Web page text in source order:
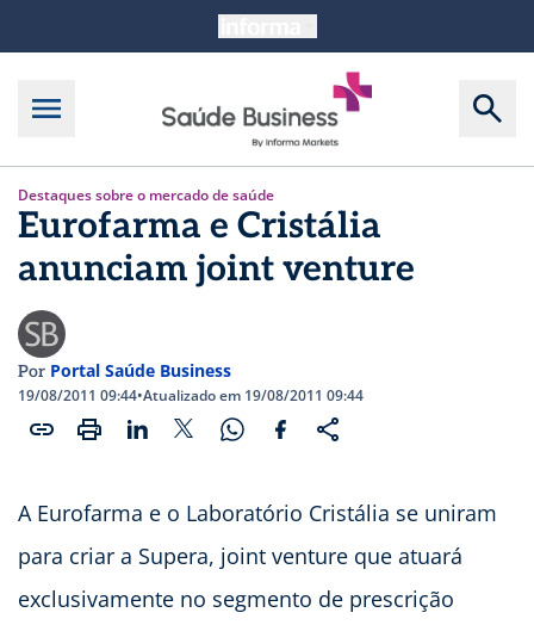
Destaques sobre o mercado de saúde
Eurofarma e Cristália
anunciam joint venture
Por Portal Saúde Business
19/08/2011 09:44•Atualizado em 19/08/2011 09:44
A Eurofarma e o Laboratório Cristália se uniram
para criar a Supera, joint venture que atuará
exclusivamente no segmento de prescrição